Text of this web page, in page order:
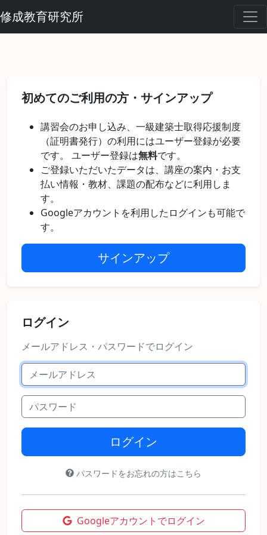
修成教育研究所
初めてのご利用の方・サインアップ
講習会のお申し込み、一級建築士取得応援制度
（証明書発行）の利用にはユーザー登録が必要
です。 ユーザー登録は無料です。
ご登録いただいたデータは、講座の案内・お支
払い情報・教材、課題の配布などに利用しま
す。
Googleアカウントを利用したログインも可能で
す。
サインアップ
ログイン
メールアドレス・パスワードでログイン
ログイン
パスワードをお忘れの方はこちら
Googleアカウントでログイン